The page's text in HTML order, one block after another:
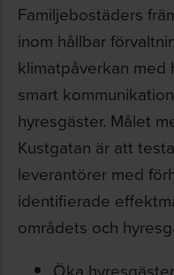
Familjebostäders
inom hållbar
klimatpåverkan med
smart
hyresgäster. Målet
Kustgatan är att
leverantörer med
identifierade
områdets och
Öka